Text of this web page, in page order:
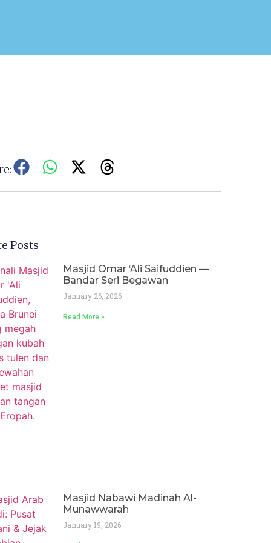
Posts
Masjid Omar ‘Ali Saifuddien —
Bandar Seri Begawan
January 26, 2026
Read More »
Masjid Nabawi Madinah Al-
Munawwarah
January 19, 2026